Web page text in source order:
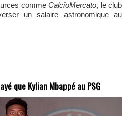
comme CalcioMercato, le club
un salaire astronomique au
que Kylian Mbappé au PSG